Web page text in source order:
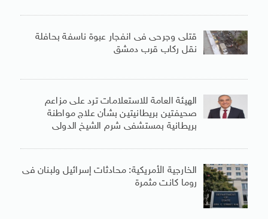
قتلى وجرحى فى انفجار عبوة ناسفة بحافلة
نقل ركاب قرب دمشق
الهيئة العامة للاستعلامات ترد على مزاعم
صحيفتين بريطانيتين بشأن علاج مواطنة
بريطانية بمستشفى شرم الشيخ الدولى
الخارجية الأمريكية: محادثات إسرائيل ولبنان فى
روما كانت مثمرة